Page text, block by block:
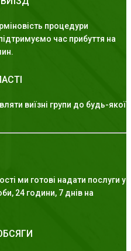
процедури
час прибуття на
виїзні групи до будь-якої
ми готові надати послуги у
24 години, 7 днів на